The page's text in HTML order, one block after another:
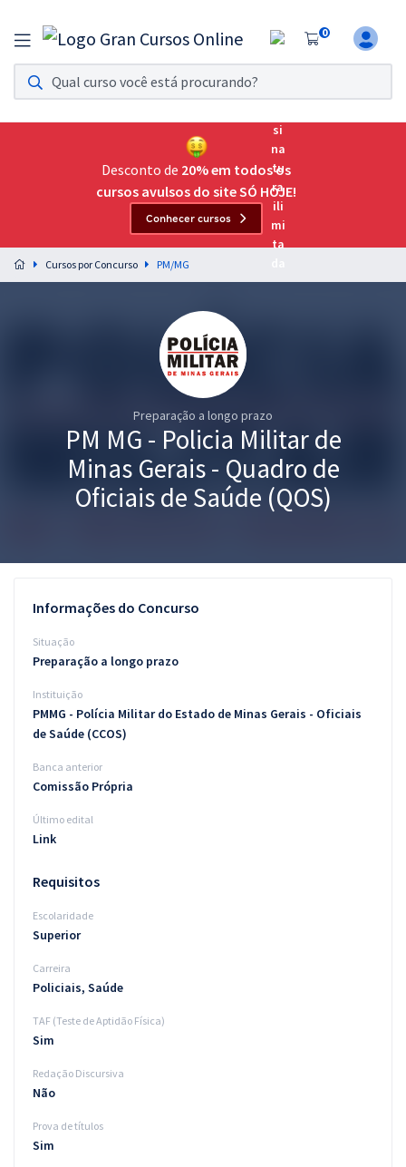
0
Assinatura Ilimitada 11
Acesso a todos os cursos. Teste grátis por 7 dias!
Assinatura OAB Até Passar
Acesso ilimitado a toda preparação para o Exame da
Preparação completa e intensiva para as principais
residências em saúde do Brasil
Graduação
Blog
Aprovados
Desconto de 20% em todos os
cursos avulsos do site SÓ HOJE!
Conhecer cursos
Cursos por Concurso PM/MG
Preparação a longo prazo
PM MG - Policia Militar de
Minas Gerais - Quadro de
Oficiais de Saúde (QOS)
Informações do Concurso
Situação
Preparação a longo prazo
Instituição
PMMG - Polícia Militar do Estado de Minas Gerais - Oficiais
de Saúde (CCOS)
Banca anterior
Comissão Própria
Último edital
Link
Requisitos
Escolaridade
Superior
Carreira
Policiais, Saúde
TAF (Teste de Aptidão Física)
Sim
Redação Discursiva
Não
Prova de títulos
Sim